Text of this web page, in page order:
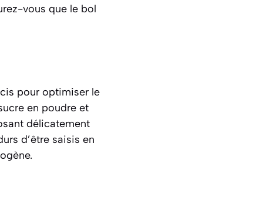
vous que le bol
pour optimiser le
en poudre et
délicatement
d’être saisis en